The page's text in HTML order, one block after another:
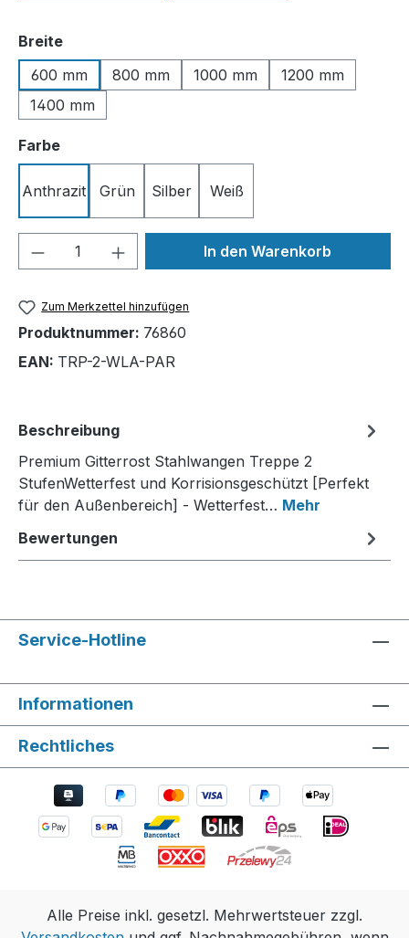
Breiteauswählen
600 mm
800 mm 1000 mm
1200 mm
1400 mm
Farbeauswählen
Anthrazit Grün Silber Weiß
Produkt Anzahl: Gib denIn den Warenkorb
Zum Merkzettel hinzufügen
Produktnummer: 76860
EAN: TRP-2-WLA-PAR
Beschreibung
Premium Gitterrost Stahlwangen Treppe 2
StufenWetterfest und Korrisionsgeschützt [Perfekt
für den Außenbereich] - Wetterfest… Mehr
Bewertungen
Service-Hotline
Informationen
Rechtliches
Alle Preise inkl. gesetzl. Mehrwertsteuer zzgl.